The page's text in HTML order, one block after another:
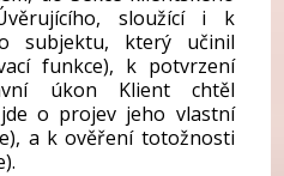
sloužící i k
subjektu, který učinil
funkce), k potvrzení
úkon Klient chtěl
o projev jeho vlastní
a k ověření totožnosti